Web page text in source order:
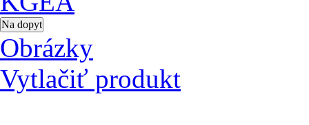
Obrázky
Vytlačiť produkt